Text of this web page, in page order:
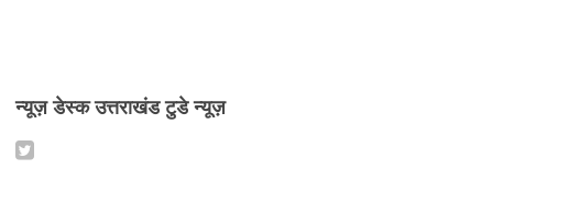
न्यूज़ डेस्क उत्तराखंड टुडे न्यूज़